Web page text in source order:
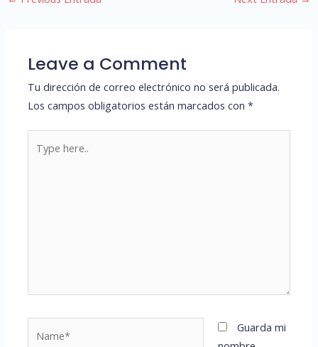
Leave a Comment
Tu dirección de correo electrónico no será publicada.
Los campos obligatorios están marcados con*
here..
Guarda mi